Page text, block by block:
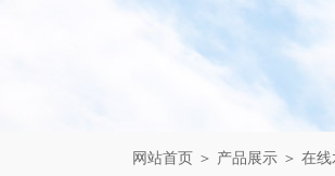
网站首页 ＞ 产品展示 ＞ 在线